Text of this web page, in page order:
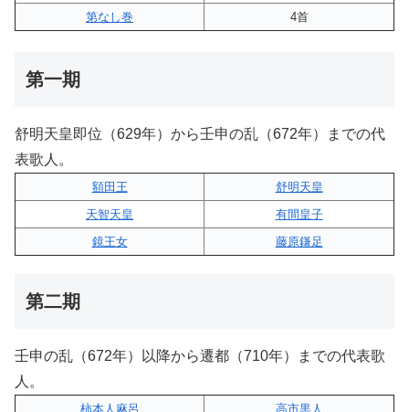
第なし巻
4首
第一期
舒明天皇即位（629年）から壬申の乱（672年）までの代
表歌人。
額田王
舒明天皇
天智天皇
有間皇子
鏡王女
藤原鎌足
第二期
壬申の乱（672年）以降から遷都（710年）までの代表歌
人。
柿本人麻呂
高市黒人